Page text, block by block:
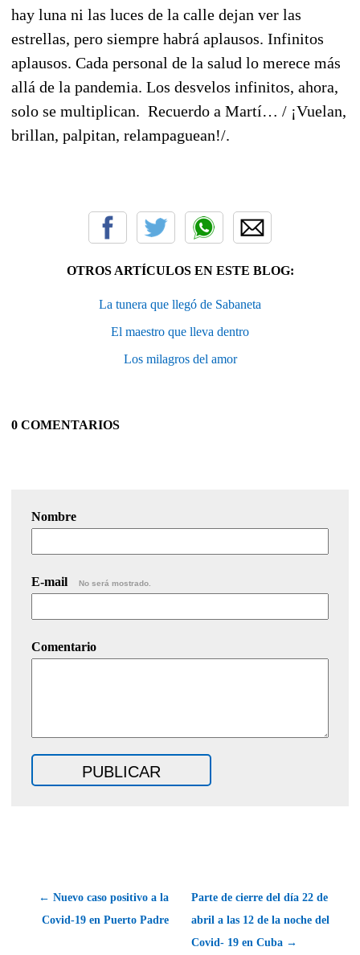
hay luna ni las luces de la calle dejan ver las
estrellas, pero siempre habrá aplausos. Infinitos
aplausos. Cada personal de la salud lo merece más
allá de la pandemia. Los desvelos infinitos, ahora,
solo se multiplican. Recuerdo a Martí… / ¡Vuelan,
brillan, palpitan, relampaguean!/.
OTROS ARTÍCULOS EN ESTE BLOG:
La tunera que llegó de Sabaneta
El maestro que lleva dentro
Los milagros del amor
0 COMENTARIOS
Nombre
E-mail No será mostrado.
Comentario
← Nuevo caso positivo a la
Covid-19 en Puerto Padre
Parte de cierre del día 22 de
abril a las 12 de la noche del
Covid- 19 en Cuba →